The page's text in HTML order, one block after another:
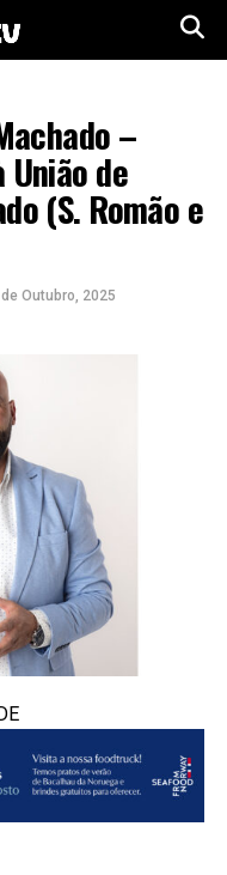
–
União de
(S. Romão e
de Outubro, 2025